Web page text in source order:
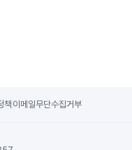
책 이메일무단수집거부